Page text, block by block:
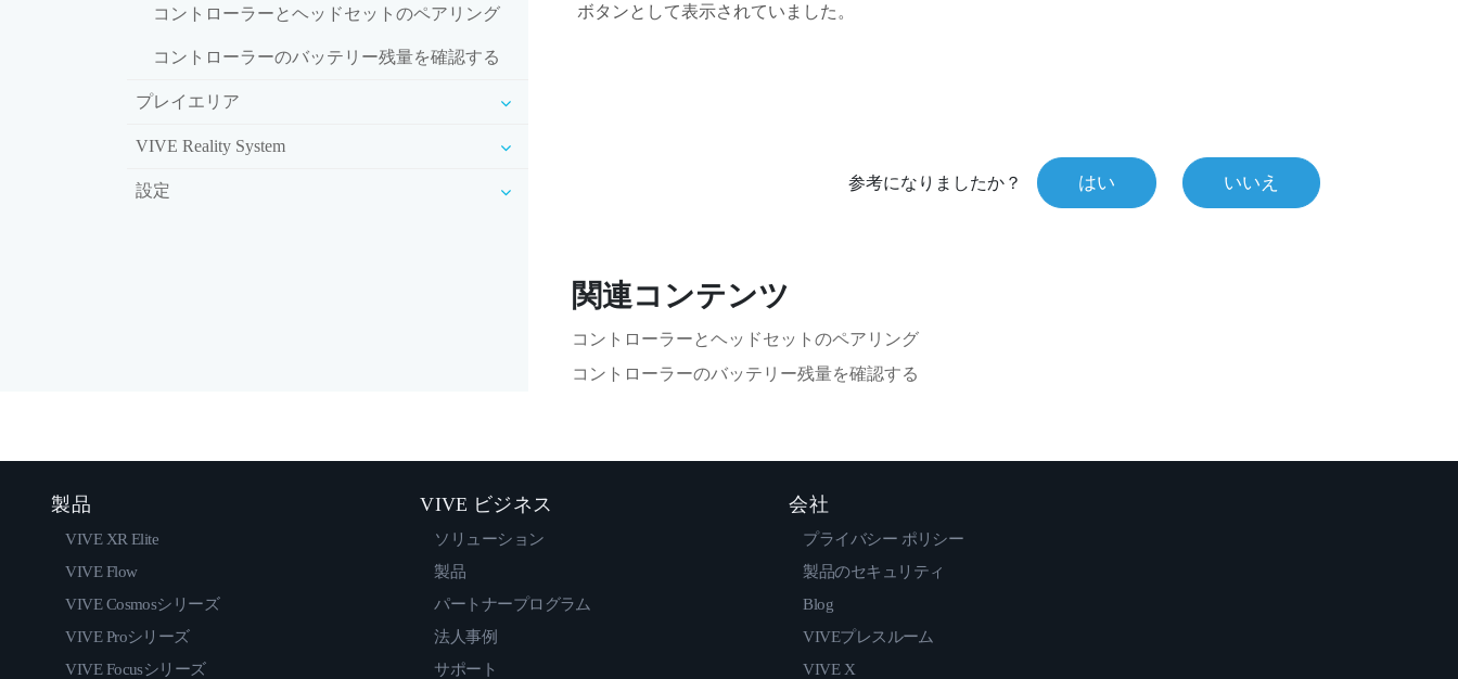
コントローラーとヘッドセットのペアリング
コントローラーのバッテリー残量を確認する
プレイエリア
VIVE Reality System
設定
ボタンとして表示されていました。
参考になりましたか？ はい いいえ
関連コンテンツ
コントローラーとヘッドセットのペアリング
コントローラーのバッテリー残量を確認する
製品
VIVE XR Elite
VIVE Flow
VIVE Cosmosシリーズ
VIVE Proシリーズ
VIVE Focusシリーズ
VIVE ビジネス
ソリューション
製品
パートナープログラム
法人事例
サポート
会社
プライバシー ポリシー
製品のセキュリティ
Blog
VIVEプレスルーム
VIVE X